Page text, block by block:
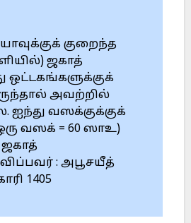
குறைந்த
ஜகாத்
ஒட்டகங்களுக்குக்
அவற்றில்
ஐந்து வஸக்குக்குக்
வஸக் = 60 ஸாஉ)
: அபூசயீத்
1405